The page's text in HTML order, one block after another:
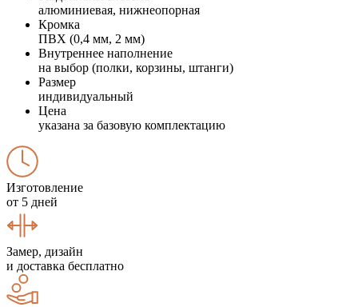
алюминиевая, нижнеопорная
Кромка
ПВХ (0,4 мм, 2 мм)
Внутреннее наполнение
на выбор (полки, корзины, штанги)
Размер
индивидуальный
Цена
указана за базовую комплектацию
Изготовление
от 5 дней
Замер, дизайн
и доставка бесплатно